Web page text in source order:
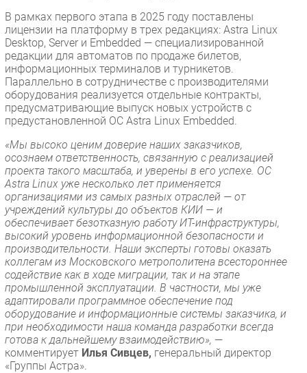
В рамках первого этапа в 2025 году поставлены
лицензии на платформу в трех редакциях: Astra Linux
Desktop, Server и Embedded — специализированной
редакции для автоматов по продаже билетов,
информационных терминалов и турникетов.
Параллельно в сотрудничестве с производителями
оборудования реализуется отдельные контракты,
предусматривающие выпуск новых устройств с
предустановленной ОС Astra Linux Embedded.
«Мы высоко ценим доверие наших заказчиков,
осознаем ответственность, связанную с реализацией
проекта такого масштаба, и уверены в его успехе. ОС
Astra Linux уже несколько лет применяется
организациями из самых разных отраслей — от
учреждений культуры до объектов КИИ — и
обеспечивает безотказную работу ИТ-инфраструктуры,
высокий уровень информационной безопасности и
производительности. Наши эксперты готовы оказать
коллегам из Московского метрополитена всестороннее
содействие как в ходе миграции, так и на этапе
промышленной эксплуатации. В частности, мы уже
адаптировали программное обеспечение под
оборудование и информационные системы заказчика, и
при необходимости наша команда разработки всегда
готова к дальнейшему взаимодействию», —
комментирует Илья Сивцев, генеральный директор
«Группы Астра».